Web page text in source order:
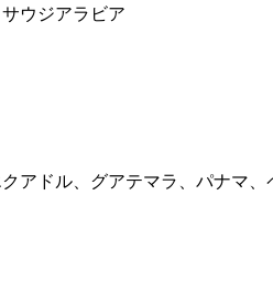
ウジアラビア
アドル、グアテマラ、パナマ